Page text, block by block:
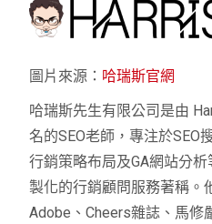
圖片來源： 哈瑞斯官網
哈瑞斯先生有限公司是由
名的SEO老師，專注於SEO
行銷策略布局及GA網站分
製化的行銷顧問服務著稱。
Adobe、Cheers雜誌、馬修